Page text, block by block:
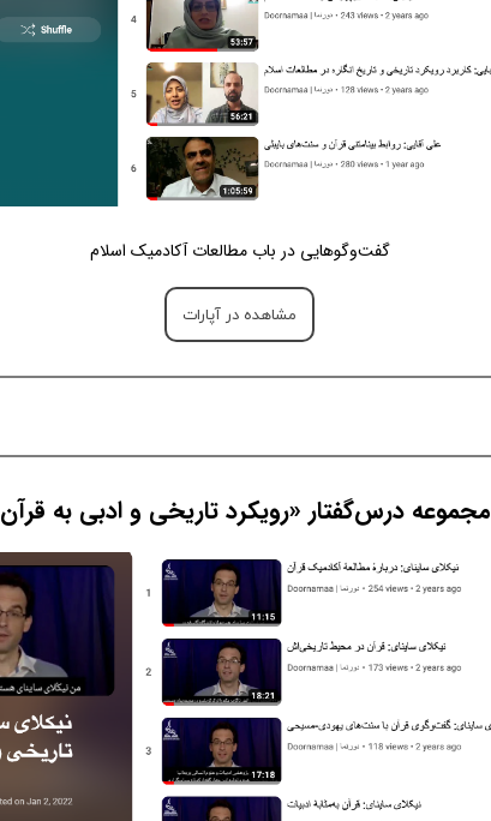
گفت‌وگوهایی در باب مطالعات آکادمیک اسلام
مشاهده در آپارات
مجموعه درس‌گفتار «رویکرد تاریخی و ادبی به